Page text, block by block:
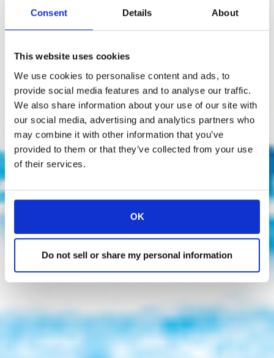
Consent Details About
This website uses cookies
We use cookies to personalise content and ads, to
provide social media features and to analyse our traffic.
We also share information about your use of our site with
our social media, advertising and analytics partners who
may combine it with other information that you’ve
provided to them or that they’ve collected from your use
of their services.
OK
Do not sell or share my personal information